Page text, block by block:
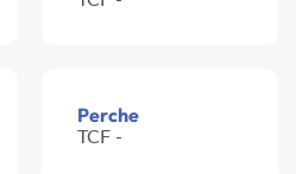
Perche
TCF -